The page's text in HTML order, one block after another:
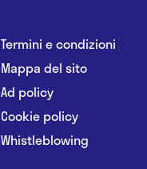
Termini e condizioni
Mappa del sito
Ad policy
Cookie policy
Whistleblowing